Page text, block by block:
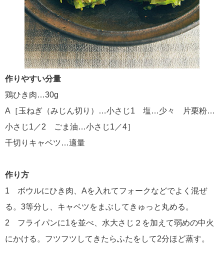
作りやすい分量
鶏ひき肉…30g
A［玉ねぎ（みじん切り）…小さじ1 塩…少々 片栗粉…
小さじ1／2 ごま油…小さじ1／4］
千切りキャベツ…適量
作り方
1 ボウルにひき肉、Aを入れてフォークなどでよく混ぜ
る。3等分し、キャベツをまぶしてきゅっと丸める。
2 フライパンに1を並べ、水大さじ２を加えて弱めの中火
にかける。フツフツしてきたらふたをして2分ほど蒸す。